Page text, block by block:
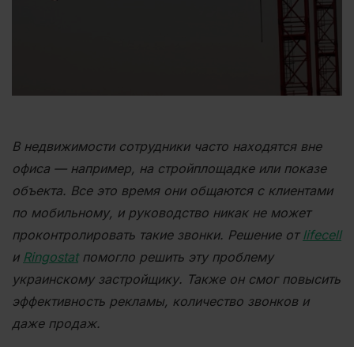
В недвижимости сотрудники часто находятся вне
офиса — например, на стройплощадке или показе
объекта. Все это время они общаются с клиентами
по мобильному, и руководство никак не может
проконтролировать такие звонки. Решение от lifecell
и Ringostatпомогло решить эту проблему
украинскому застройщику. Также он смог повысить
эффективность рекламы, количество звонков и
даже продаж.